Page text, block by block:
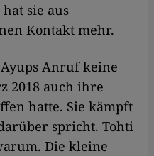
sie aus
Kontakt mehr.
Anruf keine
2018 auch ihre
hatte. Sie kämpft
spricht. Tohti
Die kleine